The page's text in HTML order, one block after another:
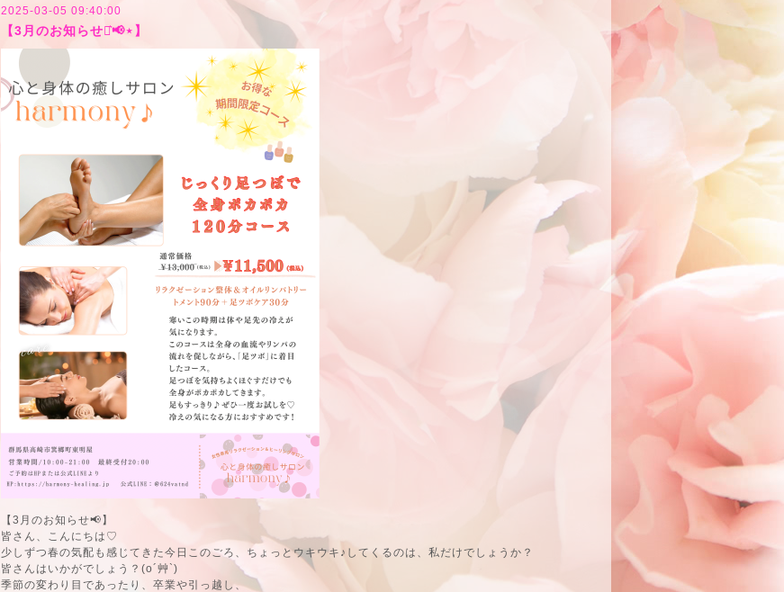
2025-03-05 09:40:00
【3月のお知らせ⋆͛📢⋆】
【3月のお知らせ📢】
皆さん、こんにちは♡
少しずつ春の気配も感じてきた今日このごろ、ちょっとウキウキ♪してくるのは、私だけでしょうか？
皆さんはいかがでしょう？(o´艸`)
季節の変わり目であったり、卒業や引っ越し、